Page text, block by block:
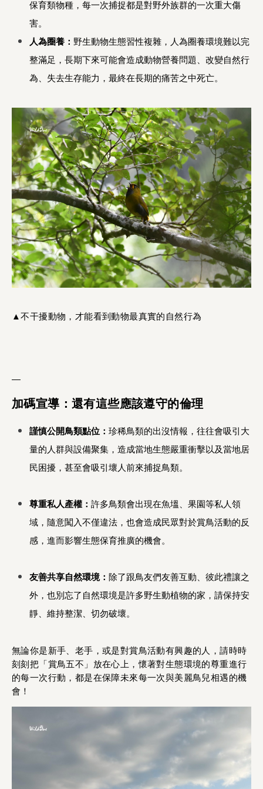
保育類物種，每一次捕捉都是對野外族群的一次重大傷
害。
人為圈養： 野生動物生態習性複雜，人為圈養環境難以完
整滿足，長期下來可能會造成動物營養問題、改變自然行
為、失去生存能力，最終在長期的痛苦之中死亡。
▲不干擾動物，才能看到動物最真實的自然行為
—
加碼宣導：還有這些應該遵守的倫理
謹慎公開鳥類點位： 珍稀鳥類的出沒情報，往往會吸引大
量的人群與設備聚集，造成當地生態嚴重衝擊以及當地居
民困擾，甚至會吸引壞人前來捕捉鳥類。
尊重私人產權： 許多鳥類會出現在魚塭、果園等私人領
域，隨意闖入不僅違法，也會造成民眾對於賞鳥活動的反
感，進而影響生態保育推廣的機會。
友善共享自然環境： 除了跟鳥友們友善互動、彼此禮讓之
外，也別忘了自然環境是許多野生動植物的家，請保持安
靜、維持整潔、切勿破壞。
無論你是新手、老手，或是對賞鳥活動有興趣的人，請時時
刻刻把「賞鳥五不」放在心上，懷著對生態環境的尊重進行
的每一次行動，都是在保障未來每一次與美麗鳥兒相遇的機
會！